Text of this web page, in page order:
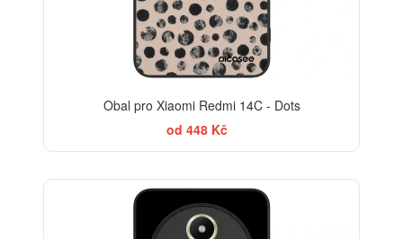
Obal pro Xiaomi Redmi 14C - Dots
od 448 Kč